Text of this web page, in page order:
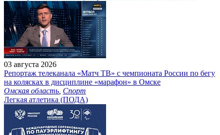
03 августа 2026
Репортаж телеканала «Матч ТВ» с чемпионата России по бегу
на колясках в дисциплине «марафон» в Омске
Омская область Спорт
Легкая атлетика (ПОДА)